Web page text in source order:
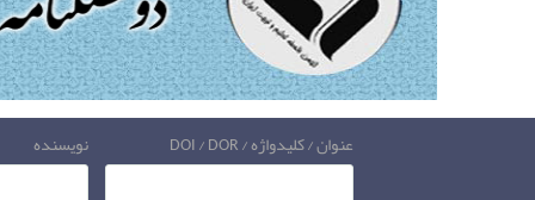
عنوان / کلیدواژه / DOI / DOR نویسنده